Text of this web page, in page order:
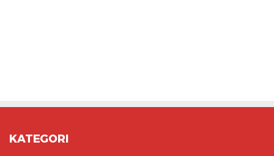
KATEGORI